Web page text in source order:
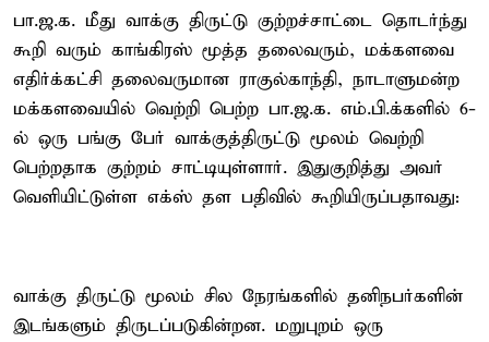
பா.ஜ.க. மீது வாக்கு திருட்டு குற்றச்சாட்டை தொடர்ந்து
கூறி வரும் காங்கிரஸ் மூத்த தலைவரும், மக்களவை
எதிர்க்கட்சி தலைவருமான ராகுல்காந்தி, நாடாளுமன்ற
மக்களவையில் வெற்றி பெற்ற பா.ஜ.க. எம்.பி.க்களில் 6-
ல் ஒரு பங்கு பேர் வாக்குத்திருட்டு மூலம் வெற்றி
பெற்றதாக குற்றம் சாட்டியுள்ளார். இதுகுறித்து அவர்
வெளியிட்டுள்ள எக்ஸ் தள பதிவில் கூறியிருப்பதாவது:
வாக்கு திருட்டு மூலம் சில நேரங்களில் தனிநபர்களின்
இடங்களும் திருடப்படுகின்றன. மறுபுறம் ஒரு